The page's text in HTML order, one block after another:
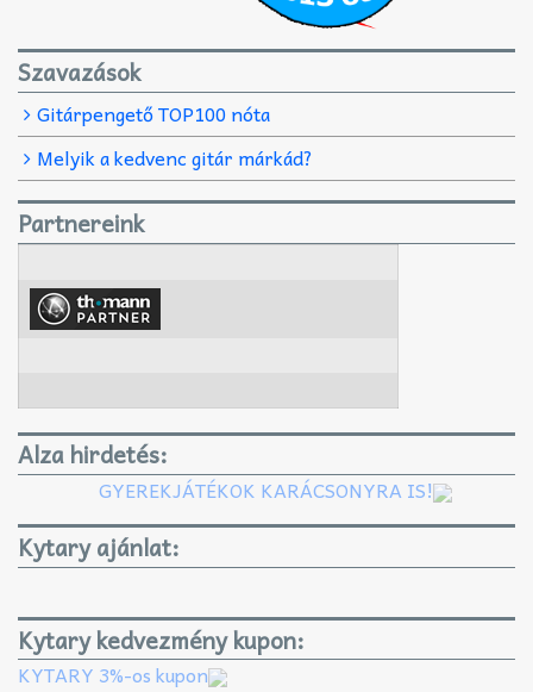
Szavazások
Gitárpengető TOP100 nóta
Melyik a kedvenc gitár márkád?
Partnereink
Alza hirdetés:
GYEREKJÁTÉKOK KARÁCSONYRA IS!
Kytary ajánlat:
Kytary kedvezmény kupon:
KYTARY 3%-os kupon